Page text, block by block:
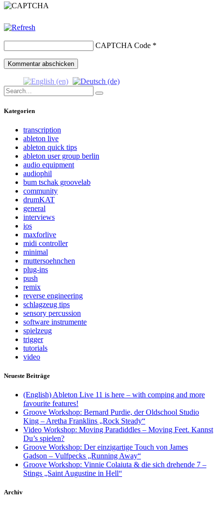
CAPTCHA Code *
Search
for:
Search
Kategorien
transcription
ableton live
ableton quick tips
ableton user group berlin
audio equipment
audiophil
bum tschak groovelab
community
drumKAT
general
interviews
ios
maxforlive
midi controller
minimal
muttersoehnchen
plug-ins
push
remix
reverse engineering
schlagzeug tips
sensory percussion
software instrumente
spielzeug
trigger
tutorials
video
Neueste Beiträge
(English) Ableton Live 11 is here – with comping and more
favourite features!
Groove Workshop: Bernard Purdie, der Oldschool Studio
King – Aretha Franklins „Rock Steady“
Video Workshop: Moving Paradiddles – Moving Feet. Kannst
Du’s spielen?
Groove Workshop: Der einzigartige Touch von James
Gadson – Vulfpecks „Running Away“
Groove Workshop: Vinnie Colaiuta & die sich drehende 7 –
Stings „Saint Augustine in Hell“
Archiv